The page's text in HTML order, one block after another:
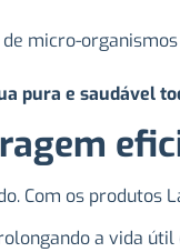
micro-
pura e saudável
Com os produtos
a vida